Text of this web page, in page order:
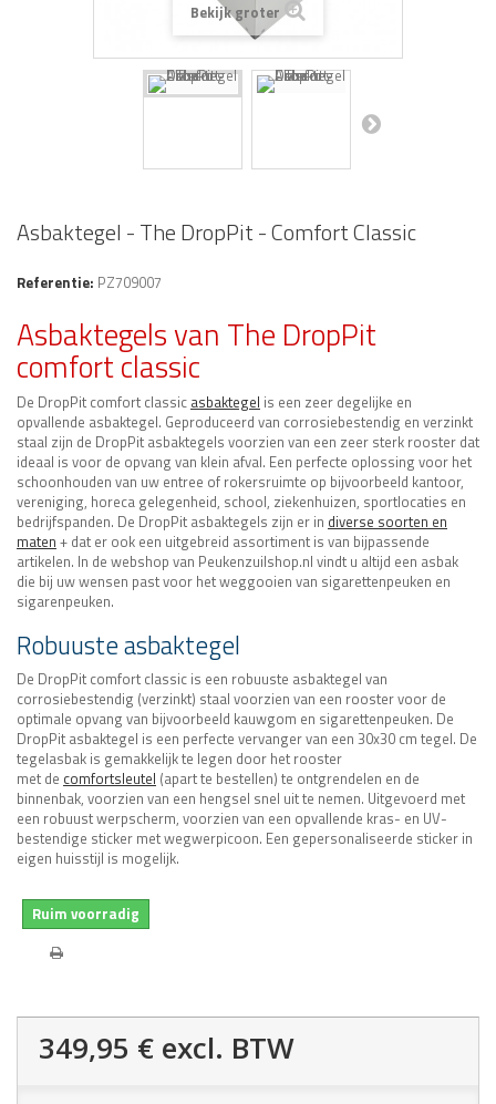
Bekijk groter
Asbaktegel - The DropPit - Comfort Classic
Referentie: PZ709007
Asbaktegels van The DropPit
comfort classic
De DropPit comfort classic asbaktegel is een zeer degelijke en
opvallende asbaktegel. Geproduceerd van corrosiebestendig en verzinkt
staal zijn de DropPit asbaktegels voorzien van een zeer sterk rooster dat
ideaal is voor de opvang van klein afval. Een perfecte oplossing voor het
schoonhouden van uw entree of rokersruimte op bijvoorbeeld kantoor,
vereniging, horeca gelegenheid, school, ziekenhuizen, sportlocaties en
bedrijfspanden. De DropPit asbaktegels zijn er in diverse soorten en
maten + dat er ook een uitgebreid assortiment is van bijpassende
artikelen. In de webshop van Peukenzuilshop.nl vindt u altijd een asbak
die bij uw wensen past voor het weggooien van sigarettenpeuken en
sigarenpeuken.
Robuuste asbaktegel
De DropPit comfort classic is een robuuste asbaktegel van
corrosiebestendig (verzinkt) staal voorzien van een rooster voor de
optimale opvang van bijvoorbeeld kauwgom en sigarettenpeuken. De
DropPit asbaktegel is een perfecte vervanger van een 30x30 cm tegel. De
tegelasbak is gemakkelijk te legen door het rooster
met de comfortsleutel (apart te bestellen) te ontgrendelen en de
binnenbak, voorzien van een hengsel snel uit te nemen. Uitgevoerd met
een robuust werpscherm, voorzien van een opvallende kras- en UV-
bestendige sticker met wegwerpicoon. Een gepersonaliseerde sticker in
eigen huisstijl is mogelijk.
Ruim voorradig
349,95 € excl. BTW